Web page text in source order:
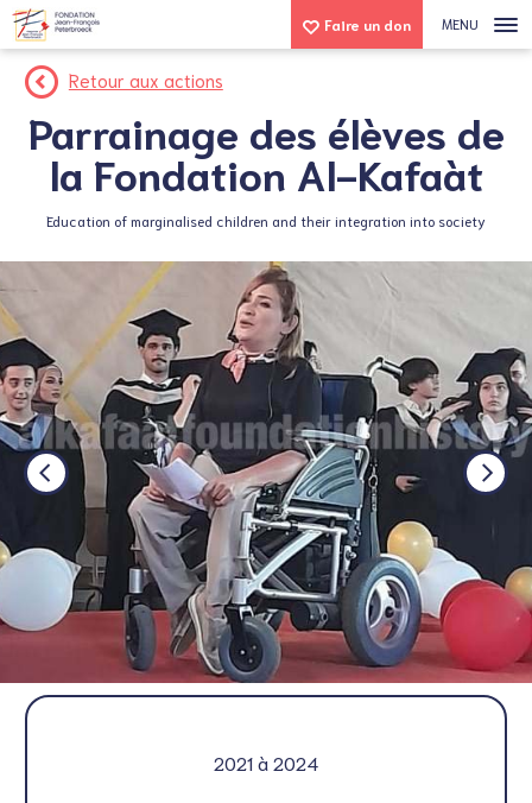
MENU
Faire un don
Retour aux actions
Parrainage des élèves de
la Fondation Al-Kafaàt
Education of marginalised children and their integration into society
2021 à 2024